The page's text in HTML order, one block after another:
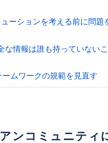
ーションを考える前に問題
な情報は誰も持っていない
ームワークの規範を見直す
ンコミュニティ